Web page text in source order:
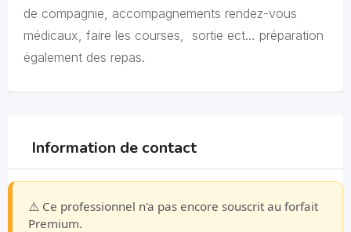
de compagnie, accompagnements rendez-vous
médicaux, faire les courses, sortie ect… préparation
également des repas.
Information de contact
⚠️ Ce professionnel n'a pas encore souscrit au forfait
Premium.